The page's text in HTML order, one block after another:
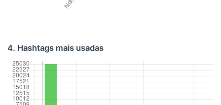
4. Hashtags mais usadas